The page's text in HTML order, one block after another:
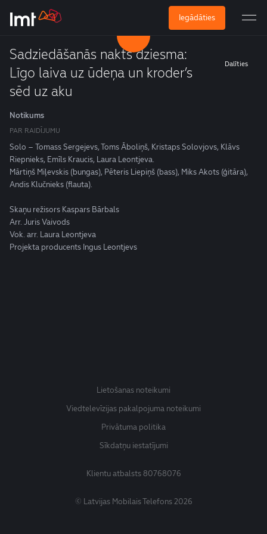
Iegādāties
Sadziedāšanās nakts dziesma:
Līgo laiva uz ūdeņa un kroder’s
sēd uz aku
Dalīties
Notikums
PAR RAIDĪJUMU
Solo – Tomass Sergejevs, Toms Āboliņš, Kristaps Solovjovs, Klāvs
Riepnieks, Emīls Kraucis, Laura Leontjeva.
Mārtiņš Miļevskis (bungas), Pēteris Liepiņš (bass), Miks Akots (ģitāra),
Andis Klučnieks (flauta).
Skaņu režisors Kaspars Bārbals
Arr. Juris Vaivods
Vok. arr. Laura Leontjeva
Projekta producents Ingus Leontjevs
Lietošanas noteikumi
Viedtelevīzijas pakalpojuma noteikumi
Privātuma politika
Sīkdatņu iestatījumi
Klientu atbalsts80768076
© Latvijas Mobilais Telefons 2026